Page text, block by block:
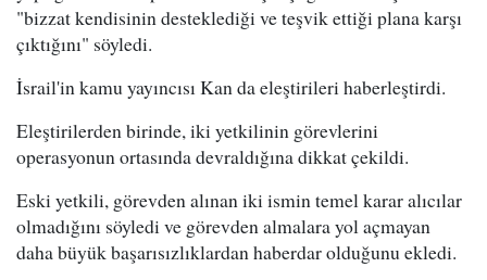
"bizzat kendisinin desteklediği ve teşvik ettiği plana karşı
çıktığını" söyledi.
İsrail'in kamu yayıncısı Kan da eleştirileri haberleştirdi.
Eleştirilerden birinde, iki yetkilinin görevlerini
operasyonun ortasında devraldığına dikkat çekildi.
Eski yetkili, görevden alınan iki ismin temel karar alıcılar
olmadığını söyledi ve görevden almalara yol açmayan
daha büyük başarısızlıklardan haberdar olduğunu ekledi.